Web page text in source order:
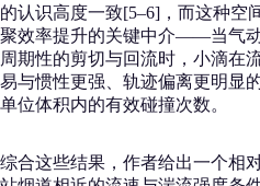
的认识高度一致[5–6]，而这种空
聚效率提升的关键中介——当气
周期性的剪切与回流时，小滴在
易与惯性更强、轨迹偏离更明显
单位体积内的有效碰撞次数。
综合这些结果，作者给出一个相